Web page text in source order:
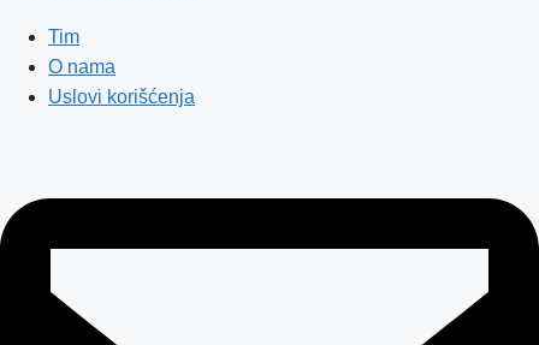
Tim
O nama
Uslovi korišćenja